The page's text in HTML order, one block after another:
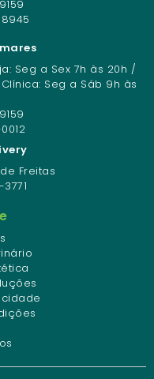
Seg a Sex 7h às 20h /
Seg a Sáb 9h às
Freitas